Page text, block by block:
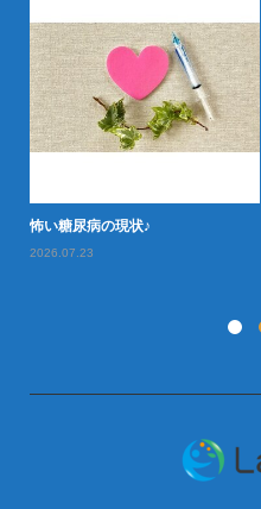
怖い糖尿病の現状♪
2026.07.23